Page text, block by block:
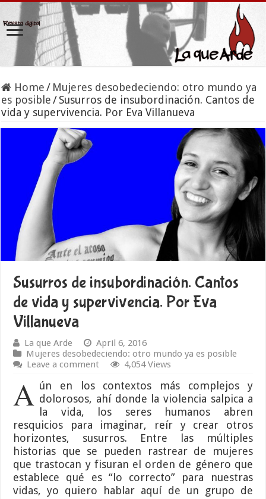
Home / Mujeres desobedeciendo: otro mundo ya
es posible /Susurros de insubordinación. Cantos de
vida y supervivencia. Por Eva Villanueva
Susurros de insubordinación. Cantos
de vida y supervivencia. Por Eva
Villanueva
La que Arde
April 6, 2016
Mujeres desobedeciendo: otro mundo ya es posible
Leave a comment
4,054 Views
A ún en los contextos más complejos y
dolorosos, ahí donde la violencia salpica a
la vida, los seres humanos abren
resquicios para imaginar, reír y crear otros
horizontes, susurros. Entre las múltiples
historias que se pueden rastrear de mujeres
que trastocan y fisuran el orden de género que
establece qué es “lo correcto” para nuestras
vidas, yo quiero hablar aquí de un grupo de